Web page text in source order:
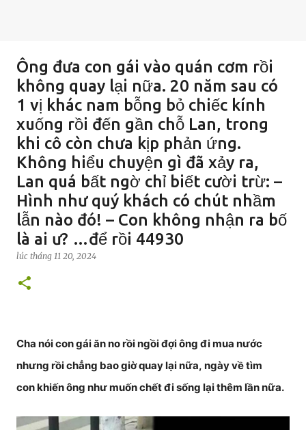
Ông đưa con gái vào quán cơm rồi
không quay lại nữa. 20 năm sau có
1 vị khác nam bỗng bỏ chiếc kính
xuống rồi đến gần chỗ Lan, trong
khi cô còn chưa kịp phản ứng.
Không hiểu chuyện gì đã xảy ra,
Lan quá bất ngờ chỉ biết cười trừ: –
Hình như quý khách có chút nhầm
lẫn nào đó! – Con không nhận ra bố
là ai ư? …để rồi 44930
lúc tháng 11 20, 2024
Cha nói con gái ăn no rồi ngồi đợi ông đi mua nước
nhưng rồi chẳng bao giờ quay lại nữa, ngày về tìm
con khiến ông như muốn chết đi sống lại thêm lần nữa.